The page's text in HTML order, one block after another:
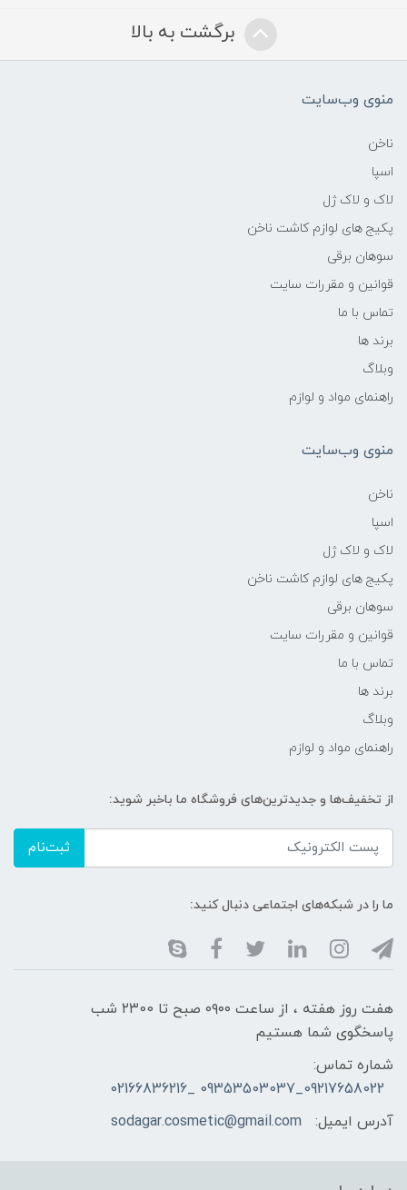
برگشت به بالا
منوی وب‌سایت
ناخن
اسپا
لاک و لاک ژل
پکیج های لوازم کاشت ناخن
سوهان برقی
قوانین و مقررات سایت
تماس با ما
برند ها
وبلاگ
راهنمای مواد و لوازم
منوی وب‌سایت
ناخن
اسپا
لاک و لاک ژل
پکیج های لوازم کاشت ناخن
سوهان برقی
قوانین و مقررات سایت
تماس با ما
برند ها
وبلاگ
راهنمای مواد و لوازم
از تخفیف‌ها و جدیدترین‌های فروشگاه ما باخبر شوید:
ثبت‌نام
ما را در شبکه‌های اجتماعی دنبال کنید:
هفت روز هفته ، از ساعت ۰۹۰۰ صبح تا ۲۳00 شب
پاسخگوی شما هستیم
شماره تماس:
09217658022_09353503037 _02166836216
آدرس ایمیل:
sodagar.cosmetic@gmail.com